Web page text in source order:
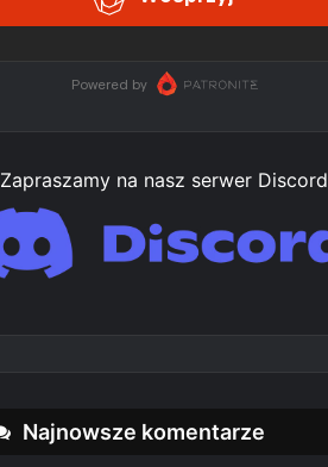
Zapraszamy na nasz serwer Discord
Najnowsze komentarze